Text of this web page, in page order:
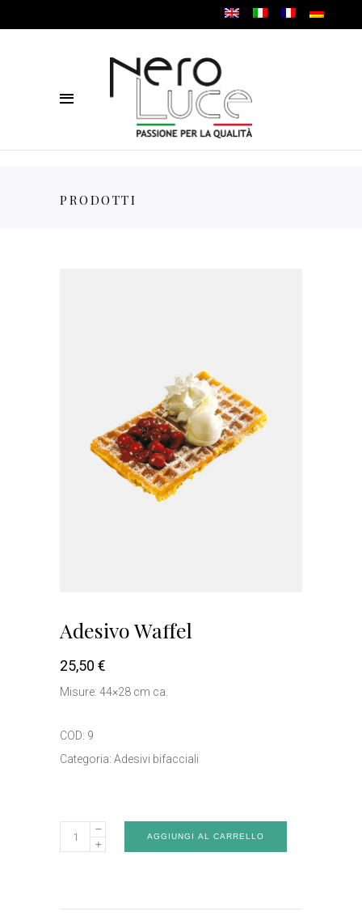
PRODOTTI
Adesivo Waffel
25,50 €
Misure: 44×28 cm ca.
COD: 9
Categoria: Adesivi bifacciali
Adesivo
Waffel
AGGIUNGI AL CARRELLO